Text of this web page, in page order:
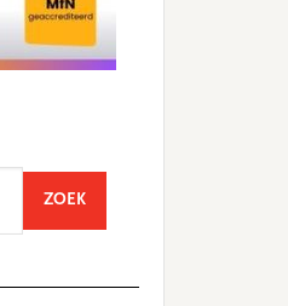
ZOEKSEARCH